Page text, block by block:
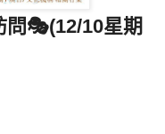
🎭(12/10星期